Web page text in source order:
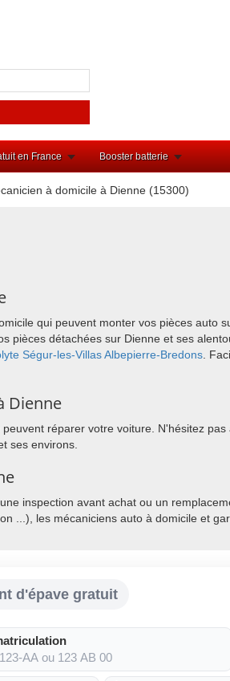
en France Booster batterie
à domicile à Dienne (15300)
qui peuvent monter vos pièces auto
pièces détachées sur Dienne et ses
Ségur-les-VillasAlbepierre-Bredons .
Dienne
réparer votre voiture. N'hésitez
ses environs.
inspection avant achat ou un
...), les mécaniciens auto à domicile et
d'épave gratuit